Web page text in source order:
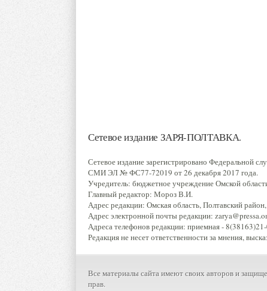
Сетевое издание ЗАРЯ-ПОЛТАВКА.
Сетевое издание зарегистрировано Федеральной
СМИ ЭЛ № ФС77-72019 от 26 декабря 2017 года.
Учредитель: бюджетное учреждение Омской
Главный редактор: Мороз В.И.
Адрес редакции: Омская область, Полтавский
Адрес электронной почты редакции:
Адреса телефонов редакции: приемная -
Редакция не несет ответственности за мнения,
Все материалы сайта имеют своих авторов и
прав.